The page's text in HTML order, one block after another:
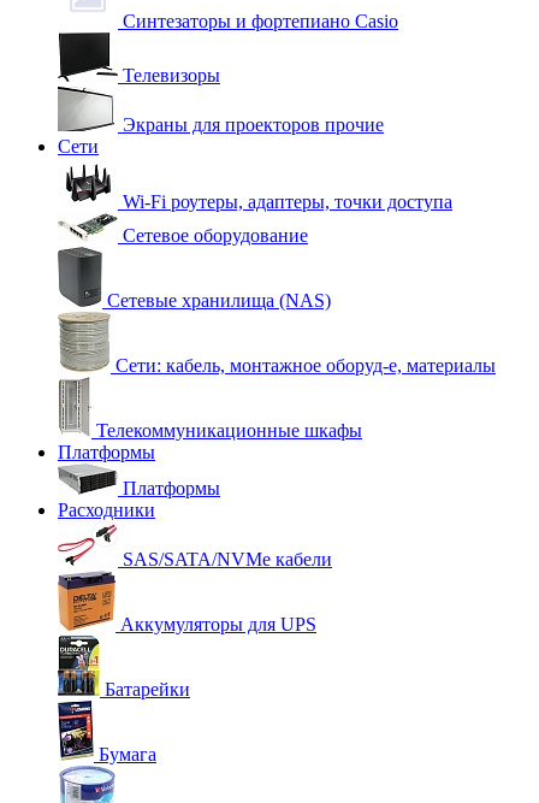
Синтезаторы и фортепиано Casio
Телевизоры
Экраны для проекторов прочие
Сети
Wi-Fi роутеры, адаптеры, точки доступа
Сетевое оборудование
Сетевые хранилища (NAS)
Сети: кабель, монтажное оборуд-е, материалы
Телекоммуникационные шкафы
Платформы
Платформы
Расходники
SAS/SATA/NVMe кабели
Аккумуляторы для UPS
Батарейки
Бумага